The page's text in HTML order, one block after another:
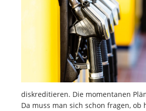
diskreditieren. Die momentanen
Da muss man sich schon fragen,